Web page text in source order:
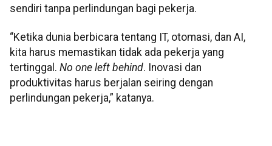
sendiri tanpa perlindungan bagi pekerja.
“Ketika dunia berbicara tentang IT, otomasi, dan AI,
kita harus memastikan tidak ada pekerja yang
tertinggal. No one left behind. Inovasi dan
produktivitas harus berjalan seiring dengan
perlindungan pekerja,” katanya.